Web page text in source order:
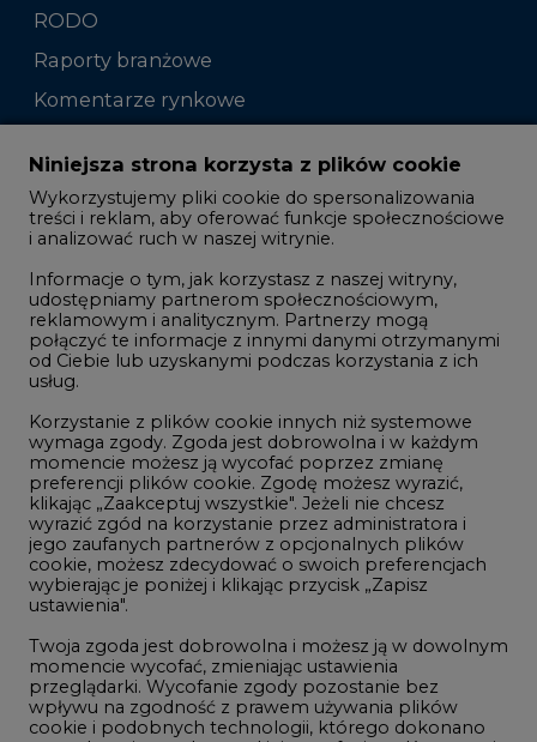
RODO
Raporty branżowe
Komentarze rynkowe
Zmiany kadrowe na rynku
Studio CIRE
Rozmowy o energetyce
Gospodarka
Geopolityka
LTE450
Innowacje i AI
Telekomunikacja i IT
Handel emisjami CO2
Wodór
Górnictwo
Atom
Fotowoltaika
Niniejsza strona korzysta z plików cookie
Wykorzystujemy pliki cookie do spersonalizowania
treści i reklam, aby oferować funkcje społecznościowe
i analizować ruch w naszej witrynie.
Informacje o tym, jak korzystasz z naszej witryny,
udostępniamy partnerom społecznościowym,
reklamowym i analitycznym. Partnerzy mogą
połączyć te informacje z innymi danymi otrzymanymi
od Ciebie lub uzyskanymi podczas korzystania z ich
usług.
Korzystanie z plików cookie innych niż systemowe
wymaga zgody. Zgoda jest dobrowolna i w każdym
momencie możesz ją wycofać poprzez zmianę
preferencji plików cookie. Zgodę możesz wyrazić,
klikając „Zaakceptuj wszystkie". Jeżeli nie chcesz
wyrazić zgód na korzystanie przez administratora i
jego zaufanych partnerów z opcjonalnych plików
cookie, możesz zdecydować o swoich preferencjach
wybierając je poniżej i klikając przycisk „Zapisz
ustawienia".
Twoja zgoda jest dobrowolna i możesz ją w dowolnym
momencie wycofać, zmieniając ustawienia
przeglądarki. Wycofanie zgody pozostanie bez
wpływu na zgodność z prawem używania plików
cookie i podobnych technologii, którego dokonano